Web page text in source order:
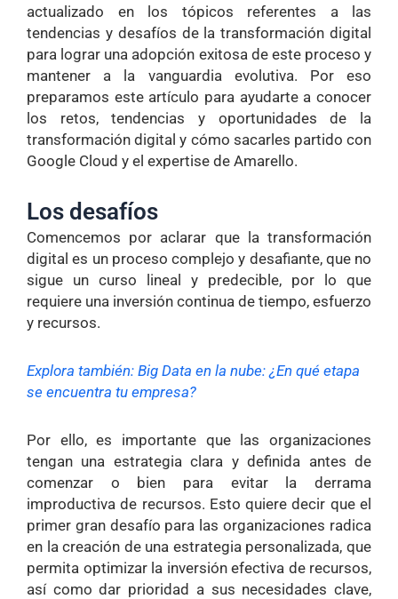
actualizado en los tópicos referentes a las
tendencias y desafíos de la transformación digital
para lograr una adopción exitosa de este proceso y
mantener a la vanguardia evolutiva. Por eso
preparamos este artículo para ayudarte a conocer
los retos, tendencias y oportunidades de la
transformación digital y cómo sacarles partido con
Google Cloud y el expertise de Amarello.
Los desafíos
Comencemos por aclarar que la transformación
digital es un proceso complejo y desafiante, que no
sigue un curso lineal y predecible, por lo que
requiere una inversión continua de tiempo, esfuerzo
y recursos.
Explora también: Big Data en la nube: ¿En qué etapa
se encuentra tu empresa?
Por ello, es importante que las organizaciones
tengan una estrategia clara y definida antes de
comenzar o bien para evitar la derrama
improductiva de recursos. Esto quiere decir que el
primer gran desafío para las organizaciones radica
en la creación de una estrategia personalizada, que
permita optimizar la inversión efectiva de recursos,
así como dar prioridad a sus necesidades clave,